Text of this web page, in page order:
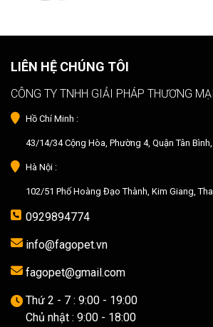
LIÊN HỆ CHÚNG TÔI
CÔNG TY TNHH GIẢI PHÁP THƯƠNG
Hồ Chí Minh :
43/14/34 Cộng Hòa, Phường 4, Quận Tân
Hà Nội :
102/51 Phố Hoàng Đạo Thành, Kim Giang,
0929894774
info@fagopet.vn
fagopet@gmail.com
Thứ 2 - 7 : 9:00 - 19:00
Chủ nhật : 9:00 - 18:00